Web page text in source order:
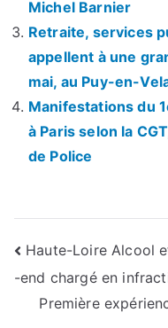
Michel Barnier
Retraite, services
appellent à une
mai, au Puy-en-
Manifestations du
à Paris selon la
de Police
Navigation
de
Haute-Loire Alcool
-end chargé en
Première